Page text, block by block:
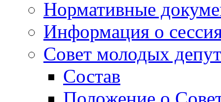
Нормативные
Информация о
Совет молодых
Состав